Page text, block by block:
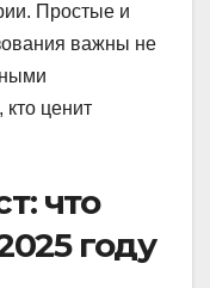
Простые и
важны не
ценит
что
году